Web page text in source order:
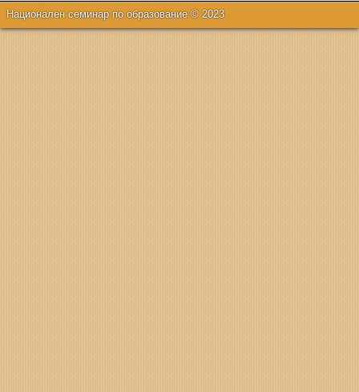
Национален семинар по образование © 2023